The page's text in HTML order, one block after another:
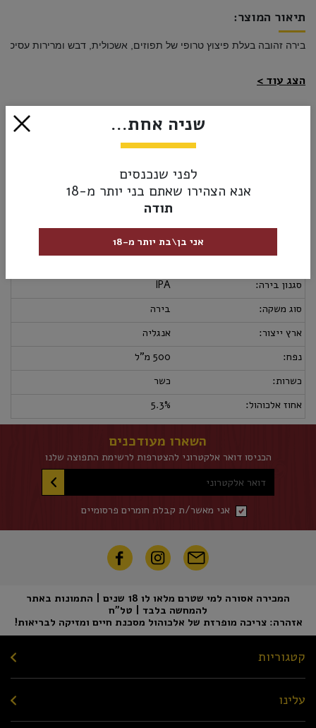
תיאור המוצר:
בירה זהובה בעלת פיצוץ טרופי של תפוזים, אשכולית, דבש ומרירות
הצג עוד
₪15.50
אזל מהמלאי
אספקה ומשלוחים מדיניות החזרות
סגנון בירה:
IPA
סוג משקה:
בירה
ארץ ייצור:
אנגליה
נפח:
500 מ"ל
כשרות:
כשר
אחוז אלכוהול:
5.3%
השארו מעודכנים
הכניסו דואר אלקטרוני להצטרפות לרשימת התפוצה שלנו
דואר אלקטרוני
אני מאשר/ת קבלת חומרים פרסומיים
המכירה אסורה למי שטרם מלאו לו 18 שנים | התמונות באתר
להמחשה בלבד | טל"ח
אזהרה: צריכה מופרזת של אלכוהול מסכנת חיים ומזיקה לבריאות!
קטגוריות
עלינו
שניה אחת...
לפני שנכנסים
אנא הצהירו שאתם בני יותר מ-18
תודה
אני בן\בת יותר מ-18